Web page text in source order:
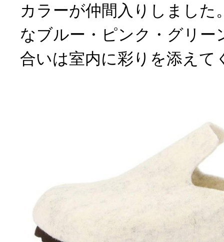
カラーが仲間入りしました
なブルー・ピンク・グリー
合いは室内に彩りを添えて